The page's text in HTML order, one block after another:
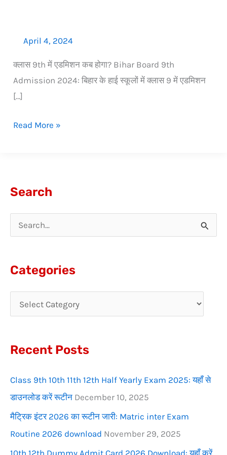
April 4, 2024
क्लास 9th में एडमिशन कब होगा? Bihar Board 9th
Admission 2024: बिहार के हाई स्कूलों में क्लास 9 में एडमिशन
[…]
Read More »
Search
h
o
:
Categories
Recent Posts
Class 9th 10th 11th 12th Half Yearly Exam 2025: यहाँ से
डाउनलोड करें रूटीन December 10, 2025
मैट्रिक इंटर 2026 का रूटीन जारी: Matric inter Exam
Routine 2026 download November 29, 2025